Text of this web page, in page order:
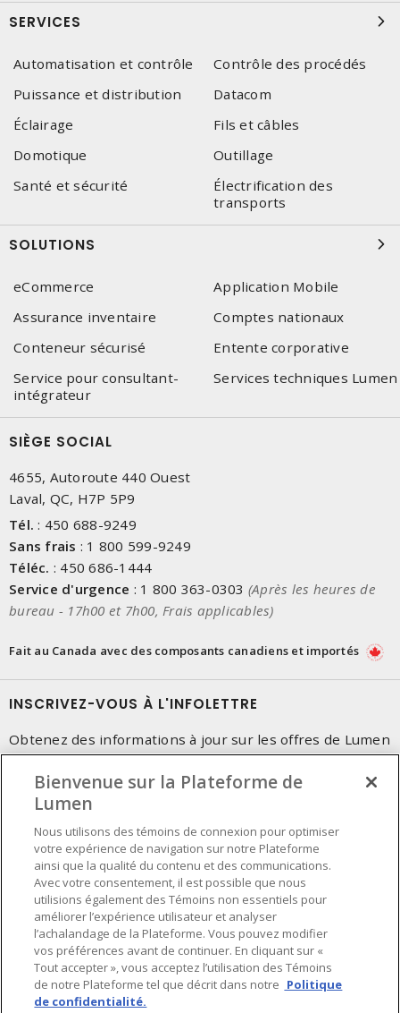
SERVICES
Automatisation et contrôle
Contrôle des procédés
Puissance et distribution
Datacom
Éclairage
Fils et câbles
Domotique
Outillage
Santé et sécurité
Électrification des
transports
SOLUTIONS
eCommerce
Application Mobile
Assurance inventaire
Comptes nationaux
Conteneur sécurisé
Entente corporative
Service pour consultant-
intégrateur
Services techniques Lumen
SIÈGE SOCIAL
4655, Autoroute 440 Ouest
Laval, QC, H7P 5P9
Tél. : 450 688-9249
Sans frais : 1 800 599-9249
Téléc. : 450 686-1444
Service d'urgence : 1 800 363-0303 (Après les heures de
bureau - 17h00 et 7h00, Frais applicables)
Fait au Canada avec des composants canadiens et importés
INSCRIVEZ-VOUS À L'INFOLETTRE
Obtenez des informations à jour sur les offres de Lumen
Préférences en matière de cookies
Bienvenue sur la Plateforme de
Lumen
Nous utilisons des témoins de connexion pour optimiser
votre expérience de navigation sur notre Plateforme
ainsi que la qualité du contenu et des communications.
Avec votre consentement, il est possible que nous
utilisions également des Témoins non essentiels pour
améliorer l’expérience utilisateur et analyser
l’achalandage de la Plateforme. Vous pouvez modifier
vos préférences avant de continuer. En cliquant sur «
Tout accepter », vous acceptez l’utilisation des Témoins
de notre Plateforme tel que décrit dans notre Politique
de confidentialité.